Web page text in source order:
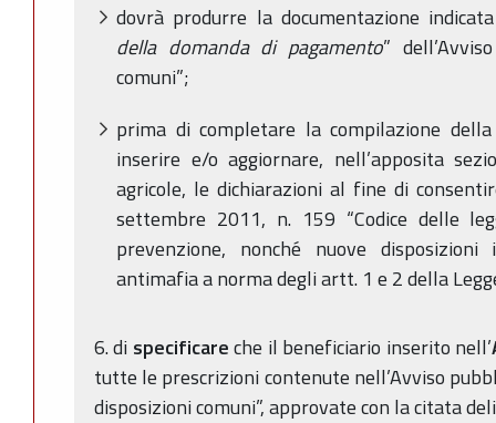
dovrà produrre la documentazione
della domanda di pagamento”
comuni”;
prima di completare la compilazione
inserire e/o aggiornare, nell’apposita
agricole, le dichiarazioni al fine di
settembre 2011, n. 159 “Codice delle
prevenzione, nonché nuove
antimafia a norma degli artt. 1 e 2 della
6. di specificareche il beneficiario inserito nell’
tutte le prescrizioni contenute nell’Avviso
disposizioni comuni”, approvate con la citata